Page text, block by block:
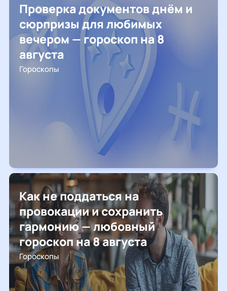
Проверка документов днём и
сюрпризы для любимых
вечером — гороскоп на 8
августа
Гороскопы
Как не поддаться на
провокации и сохранить
гармонию — любовный
гороскоп на 8 августа
Гороскопы